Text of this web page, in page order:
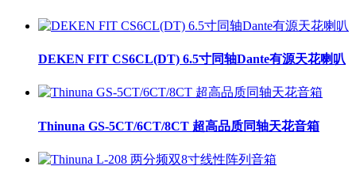
DEKEN FIT CS6CL(DT) 6.5寸同轴Dante有源天花喇叭
Thinuna GS-5CT/6CT/8CT 超高品质同轴天花音箱